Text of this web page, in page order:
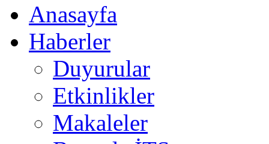
Anasayfa
Haberler
Duyurular
Etkinlikler
Makaleler